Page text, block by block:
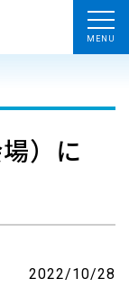
MENU
）に
2022/10/28